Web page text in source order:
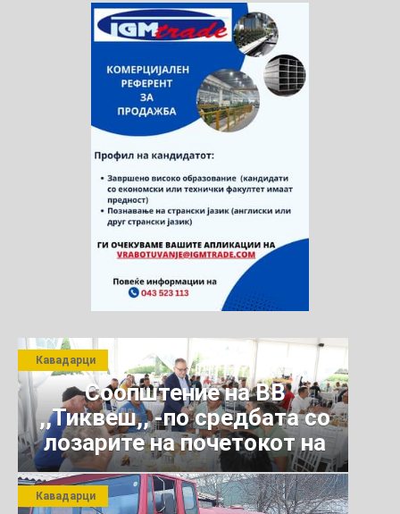
Соопштение на ВВ
,,Тиквеш,, -по средбата со
лозарите на почетокот на
јули 2026 г.
Кавадарци
Кавадарци